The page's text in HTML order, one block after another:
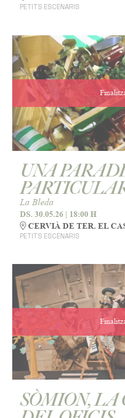
PETITS ESCENARIS
UNA
La Bleda
DS. 30.05.26 | 18:00 H
CERVIÀ DE TER. EL
PETITS ESCENARIS
SÒMION, LA